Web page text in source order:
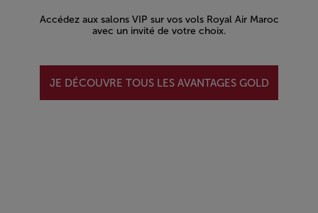
Accédez aux salons VIP sur vos vols Royal Air Maroc
avec un invité de votre choix.
JE DÉCOUVRE TOUS LES AVANTAGES GOLD